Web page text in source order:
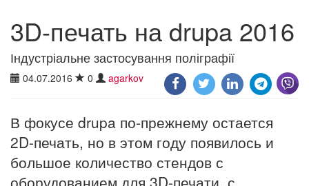
3D-печать на drupa 2016
Індустріальне застосування поліграфії
04.07.2016 0 agarkov
В фокусе drupa по-прежнему остается
2D-печать, но в этом году появилось и
большое количество стендов с
оборудованием для 3D-печати, с